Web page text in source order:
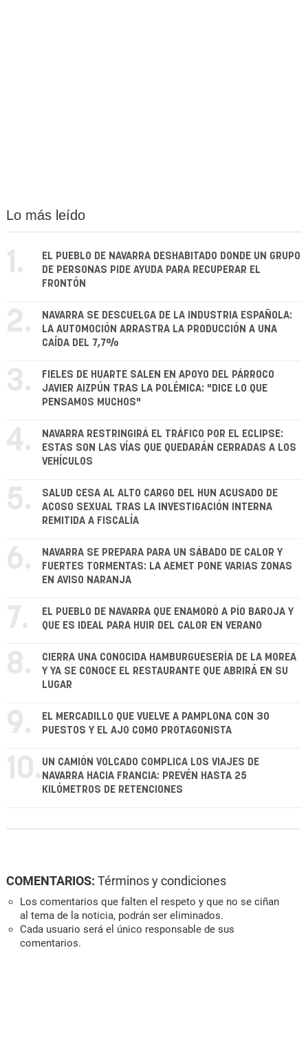
Lo más leído
1.
EL PUEBLO DE NAVARRA DESHABITADO DONDE UN GRUPO
DE PERSONAS PIDE AYUDA PARA RECUPERAR EL
FRONTÓN
2.
NAVARRA SE DESCUELGA DE LA INDUSTRIA ESPAÑOLA:
LA AUTOMOCIÓN ARRASTRA LA PRODUCCIÓN A UNA
CAÍDA DEL 7,7%
3.
FIELES DE HUARTE SALEN EN APOYO DEL PÁRROCO
JAVIER AIZPÚN TRAS LA POLÉMICA: "DICE LO QUE
PENSAMOS MUCHOS"
4.
NAVARRA RESTRINGIRÁ EL TRÁFICO POR EL ECLIPSE:
ESTAS SON LAS VÍAS QUE QUEDARÁN CERRADAS A LOS
VEHÍCULOS
5.
SALUD CESA AL ALTO CARGO DEL HUN ACUSADO DE
ACOSO SEXUAL TRAS LA INVESTIGACIÓN INTERNA
REMITIDA A FISCALÍA
6.
NAVARRA SE PREPARA PARA UN SÁBADO DE CALOR Y
FUERTES TORMENTAS: LA AEMET PONE VARIAS ZONAS
EN AVISO NARANJA
7.
EL PUEBLO DE NAVARRA QUE ENAMORÓ A PÍO BAROJA Y
QUE ES IDEAL PARA HUIR DEL CALOR EN VERANO
8.
CIERRA UNA CONOCIDA HAMBURGUESERÍA DE LA MOREA
Y YA SE CONOCE EL RESTAURANTE QUE ABRIRÁ EN SU
LUGAR
9.
EL MERCADILLO QUE VUELVE A PAMPLONA CON 30
PUESTOS Y EL AJO COMO PROTAGONISTA
10. UN CAMIÓN VOLCADO COMPLICA LOS VIAJES DE
NAVARRA HACIA FRANCIA: PREVÉN HASTA 25
KILÓMETROS DE RETENCIONES
COMENTARIOS: Términos y condiciones
Los comentarios que falten el respeto y que no se ciñan
al tema de la noticia, podrán ser eliminados.
Cada usuario será el único responsable de sus
comentarios.